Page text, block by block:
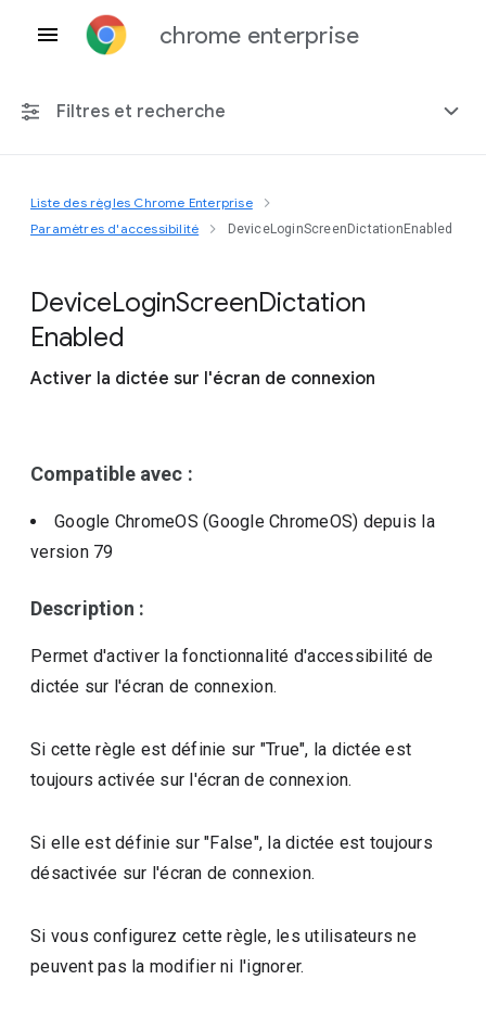
chrome enterprise
Filtres et recherche
Toute plate-forme
Inclure les règles obsolètes
Liste des règles Chrome Enterprise
Paramètres d'accessibilité
DeviceLoginScreenDictationEnabled
DeviceLoginScreenDictation
Enabled
Activer la dictée sur l'écran de connexion
Compatible avec :
Google ChromeOS (Google ChromeOS) depuis la
version 79
Description :
Permet d'activer la fonctionnalité d'accessibilité de
dictée sur l'écran de connexion.
Si cette règle est définie sur "True", la dictée est
toujours activée sur l'écran de connexion.
Si elle est définie sur "False", la dictée est toujours
désactivée sur l'écran de connexion.
Si vous configurez cette règle, les utilisateurs ne
peuvent pas la modifier ni l'ignorer.